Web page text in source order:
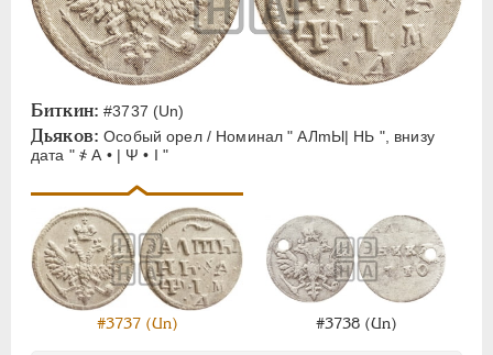
Биткин: #3737 (Un)
Дьяков: Особый орел / Номинал " АЛmЫ| НЬ ", внизу
дата " ҂ А • | Ψ • I "
#3737 (Un) #3738 (Un)
1 копейка
Денга
Полушка
1 грош
Для Речи Посполитой
Монетовидные жетоны
ЕКАТЕРИНА I
1725-1727
ПЕТР II 1727-1729
АННА ИОАННОВНА 1730-1740
ИОАНН АНТОНОВИЧ